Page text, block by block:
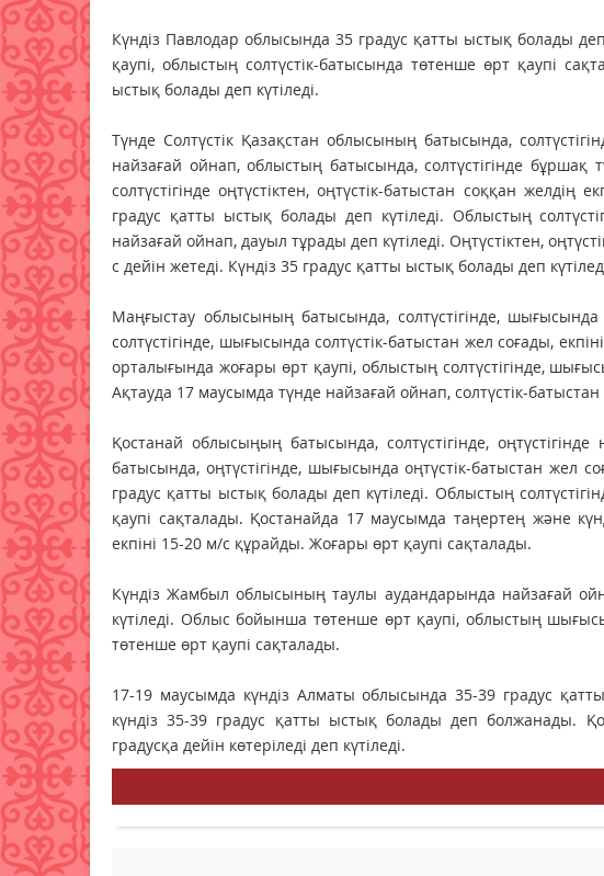
Күндіз Павлодар облысында 35 градус қатты ыстық болады
қаупі, облыстың солтүстік-батысында төтенше өрт қаупі
ыстық болады деп күтіледі.
Түнде Солтүстік Қазақстан облысының батысында,
найзағай ойнап, облыстың батысында, солтүстігінде
солтүстігінде оңтүстіктен, оңтүстік-батыстан соққан
градус қатты ыстық болады деп күтіледі. Облыстың
найзағай ойнап, дауыл тұрады деп күтіледі. Оңтүстіктен,
с дейін жетеді. Күндіз 35 градус қатты ыстық болады деп
Маңғыстау облысының батысында, солтүстігінде,
солтүстігінде, шығысында солтүстік-батыстан жел соғады,
орталығында жоғары өрт қаупі, облыстың солтүстігінде,
Ақтауда 17 маусымда түнде найзағай ойнап, солтүстік-батыстан
Қостанай облысыңың батысында, солтүстігінде,
батысында, оңтүстігінде, шығысында оңтүстік-батыстан жел
градус қатты ыстық болады деп күтіледі. Облыстың
қаупі сақталады. Қостанайда 17 маусымда таңертең және
екпіні 15-20 м/с құрайды. Жоғары өрт қаупі сақталады.
Күндіз Жамбыл облысының таулы аудандарында найзағай
күтіледі. Облыс бойынша төтенше өрт қаупі, облыстың
төтенше өрт қаупі сақталады.
17-19 маусымда күндіз Алматы облысында 35-39 градус
күндіз 35-39 градус қатты ыстық болады деп болжанады.
градусқа дейін көтеріледі деп күтіледі.